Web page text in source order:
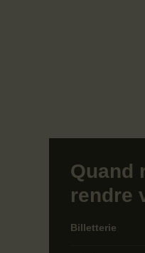
Quand
rendre
Billetterie